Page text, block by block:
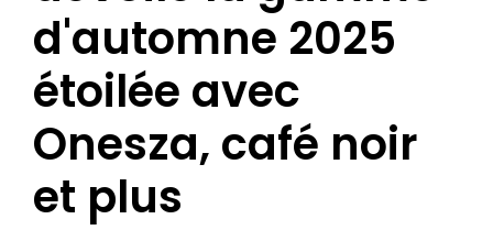
d'automne 2025
étoilée avec
Onesza, café noir
et plus